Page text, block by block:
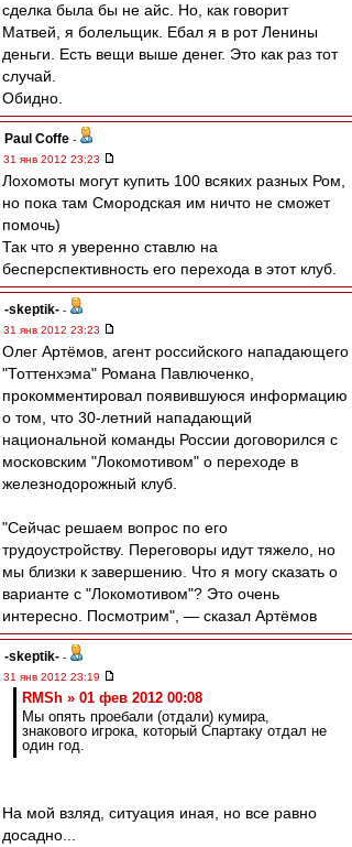
сделка была бы не айс. Но, как говорит
Матвей, я болельщик. Ебал я в рот Ленины
деньги. Есть вещи выше денег. Это как раз тот
случай.
Обидно.
Paul Coffe -
31 янв 2012 23:23
Лохомоты могут купить 100 всяких разных Ром,
но пока там Смородская им ничто не сможет
помочь)
Так что я уверенно ставлю на
бесперспективность его перехода в этот клуб.
-skeptik- -
31 янв 2012 23:23
Олег Артёмов, агент российского нападающего
"Тоттенхэма" Романа Павлюченко,
прокомментировал появившуюся информацию
о том, что 30-летний нападающий
национальной команды России договорился с
московским "Локомотивом" о переходе в
железнодорожный клуб.
"Сейчас решаем вопрос по его
трудоустройству. Переговоры идут тяжело, но
мы близки к завершению. Что я могу сказать о
варианте с "Локомотивом"? Это очень
интересно. Посмотрим", — сказал Артёмов
-skeptik- -
31 янв 2012 23:19
RMSh » 01 фев 2012 00:08
Мы опять проебали (отдали) кумира,
знакового игрока, который Спартаку отдал не
один год.
На мой взляд, ситуация иная, но все равно
досадно...